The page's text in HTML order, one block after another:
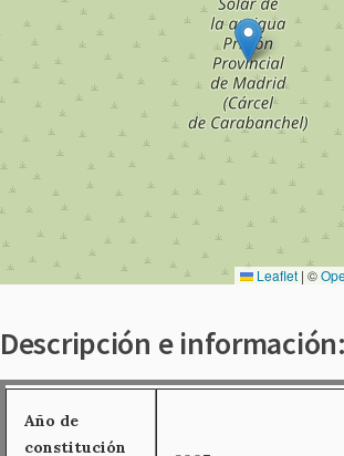
Leaflet | ©
Descripción e información:
Año de
constitución